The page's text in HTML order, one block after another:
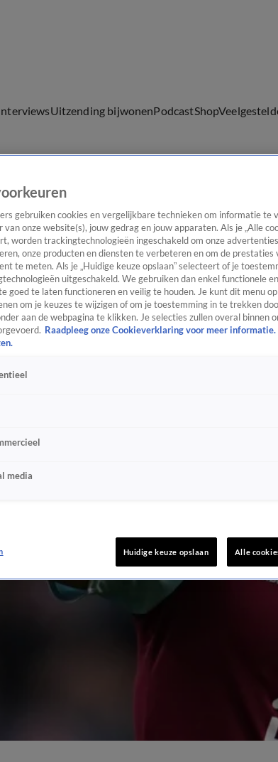
Uitzending bijwonenPodcastShop
gebruiken cookies en vergelijkbare technieken om informatie te
onze website(s), jouw gedrag en jouw apparaten. Als je „Alle
worden trackingtechnologieën ingeschakeld om onze
onze producten en diensten te verbeteren en om de prestaties
te meten. Als je „Huidige keuze opslaan” selecteert of je
uitgeschakeld. We gebruiken dan enkel functionele
goed te laten functioneren en veilig te houden. Je kunt dit menu
om je keuzes te wijzigen of om je toestemming in te trekken
aan de webpagina te klikken. Je selecties zullen overal binnen
Raadpleeg onze Cookieverklaring voor meer informatie.
media
Huidige keuze opslaan Alle